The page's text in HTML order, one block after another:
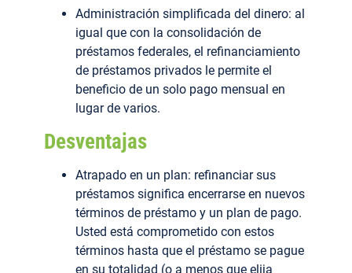
Administración simplificada del dinero: al
igual que con la consolidación de
préstamos federales, el refinanciamiento
de préstamos privados le permite el
beneficio de un solo pago mensual en
lugar de varios.
Desventajas
Atrapado en un plan: refinanciar sus
préstamos significa encerrarse en nuevos
términos de préstamo y un plan de pago.
Usted está comprometido con estos
términos hasta que el préstamo se pague
en su totalidad (o a menos que elija